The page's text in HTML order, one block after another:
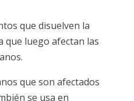
que disuelven la
que luego afectan las
que son afectados
se usa en